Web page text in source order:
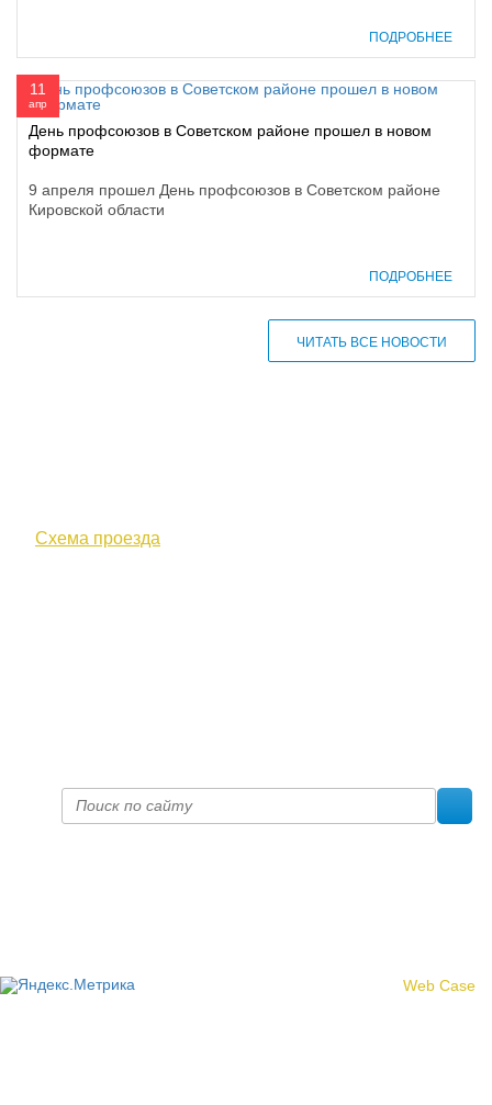
ПОДРОБНЕЕ
11
апр
День профсоюзов в Советском районе прошел в новом
формате
9 апреля прошел День профсоюзов в Советском районе
Кировской области
ПОДРОБНЕЕ
ЧИТАТЬ ВСЕ НОВОСТИ
Схема проезда
Web Case